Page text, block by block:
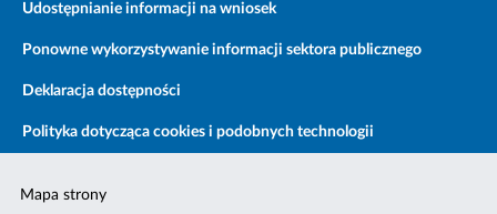
Udostępnianie informacji na wniosek
Ponowne wykorzystywanie informacji sektora publicznego
Deklaracja dostępności
Polityka dotycząca cookies i podobnych technologii
Mapa strony